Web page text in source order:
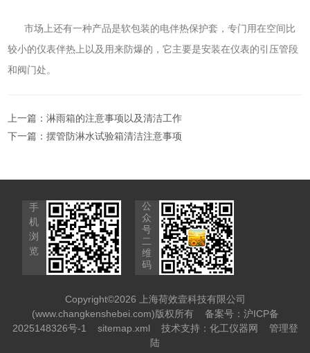
市场上还有一种产品是软包装的电伴热保护套，专门用在空间比
较小的仪表伴热上以及用来防爆的，它主要是安装在仪表的引压管段
和阀门处。
上一篇：淋雨箱的注意事项以及清洁工作
下一篇：摆管防淋水试验箱清洁注意事项
手
机
浏
览
公
众
号
二
维
码
Copyright©2026 上海荷效壹科技有限公司
(www.changkenshebei.com)版权所有 备案号：沪ICP备
2025148326号-1
sitemap.xml 技术支持： 化工仪器网
管理登
陆